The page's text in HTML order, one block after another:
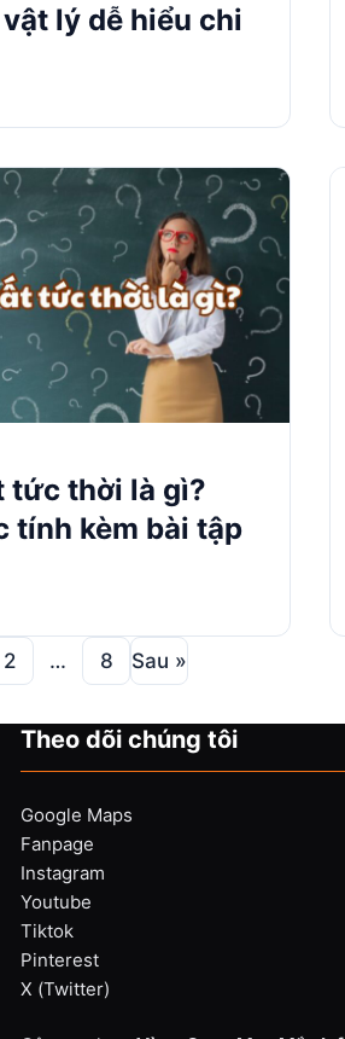
lý dễ hiểu chi
tức thời là gì?
tính kèm bài tập
2 … 8 Sau »
Theo dõi chúng tôi
Google Maps
Fanpage
Instagram
Youtube
Tiktok
Pinterest
X (Twitter)